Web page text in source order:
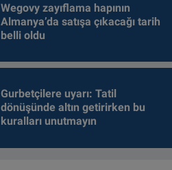
Wegovy zayıflama hapının
Almanya’da satışa çıkacağı tarih
belli oldu
Gurbetçilere uyarı: Tatil
dönüşünde altın getirirken bu
kuralları unutmayın